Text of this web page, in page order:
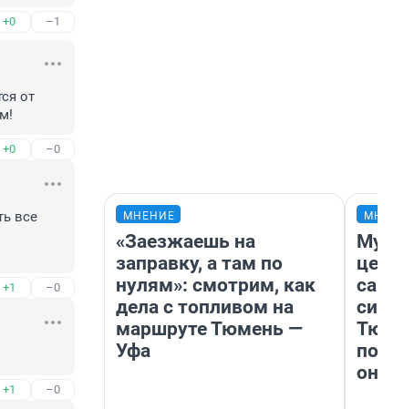
+0 –1
от
+0 –0
все
+1 –0
+1 –0
МНЕНИЕ
«Заезжаешь на
заправку, а там по
нулям»: смотрим, как
дела с топливом на
маршруте Тюмень —
Уфа
они